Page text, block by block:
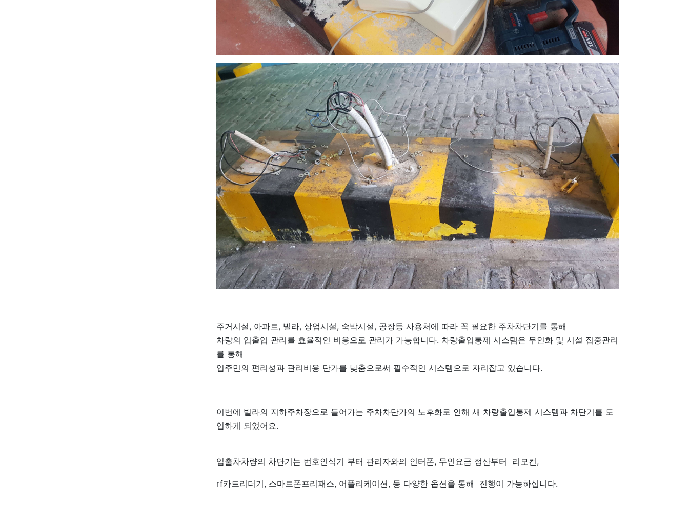
주거시설, 아파트, 빌라, 상업시설, 숙박시설, 공장등 사용처에 따라 꼭 필요한 주차차단기를 통해
차량의 입출입 관리를 효율적인 비용으로 관리가 가능합니다. 차량출입통제 시스템은 무인화 및 시설 집중관리
를 통해
입주민의 편리성과 관리비용 단가를 낮춤으로써 필수적인 시스템으로 자리잡고 있습니다.
이번에 빌라의 지하주차장으로 들어가는 주차차단가의 노후화로 인해 새 차량출입통제 시스템과 차단기를 도
입하게 되었어요.
입출차차량의 차단기는 번호인식기 부터 관리자와의 인터폰, 무인요금 정산부터 리모컨,
rf카드리더기, 스마트폰프리패스, 어플리케이션, 등 다양한 옵션을 통해 진행이 가능하십니다.